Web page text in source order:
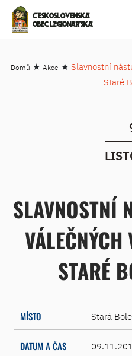
ČESKOSLOVENSKÁ
OBEC LEGIONÁŘSKÁ
Domů ★ Akce ★ Slavnostní
Staré
SLAVNOSTNÍ
VÁLEČNÝCH
STARÉ
MÍSTO Stará
DATUM A ČAS